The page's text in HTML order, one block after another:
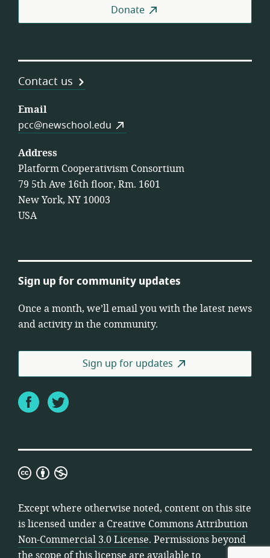
Donate
Contact us
Email
pcc@newschool.edu
Address
Platform Cooperativism Consortium
79 5th Ave 16th floor, Rm. 1601
New York, NY 10003
USA
Sign up for community updates
Once a month, we’ll email you with the latest news
and activity in the community.
Sign up for updates
FacebookTwitter
Creative
Attribution
Non-
Commercial
3.0
Except where otherwise noted, content on this site
is licensed under a Creative Commons Attribution
Non-Commercial 3.0 License. Permissions beyond